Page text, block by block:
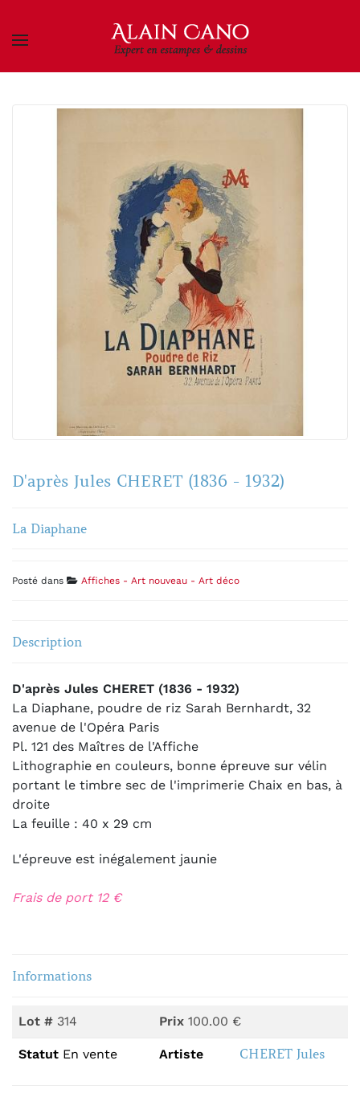
Skip to main content
D'après Jules CHERET (1836 - 1932)
La Diaphane
Posté dans Affiches - Art nouveau - Art déco
Description
D'après Jules CHERET (1836 - 1932)
La Diaphane, poudre de riz Sarah Bernhardt, 32
avenue de l'Opéra Paris
Pl. 121 des Maîtres de l'Affiche
Lithographie en couleurs, bonne épreuve sur vélin
portant le timbre sec de l'imprimerie Chaix en bas, à
droite
La feuille : 40 x 29 cm
L'épreuve est inégalement jaunie
Frais de port 12 €
Informations
Lot # 314 Prix 100.00 €
Statut En vente Artiste CHERET Jules